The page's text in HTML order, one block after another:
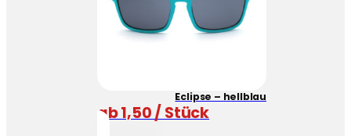
Eclipse – hellblau
ab 1,50 / Stück